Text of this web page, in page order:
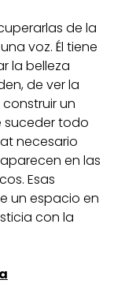
de la
voz. Él tiene
la belleza
de ver la
un
suceder todo
necesario
en las
Esas
un espacio en
con la